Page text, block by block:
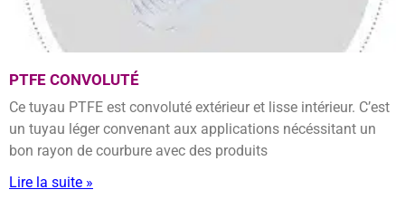
PTFE CONVOLUTÉ
Ce tuyau PTFE est convoluté extérieur et lisse intérieur. C’est
un tuyau léger convenant aux applications nécéssitant un
bon rayon de courbure avec des produits
Lire la suite »